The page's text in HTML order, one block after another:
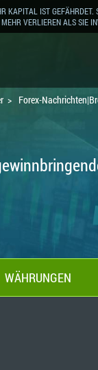
KAPITAL IST GEFÄHRDET.
MEHR VERLIEREN ALS SIE
Forex-
WÄHRUNGEN